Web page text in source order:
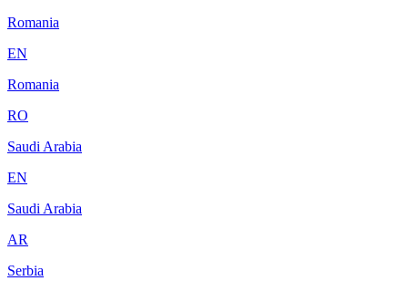
Romania
EN
Romania
RO
Saudi Arabia
EN
Saudi Arabia
AR
Serbia